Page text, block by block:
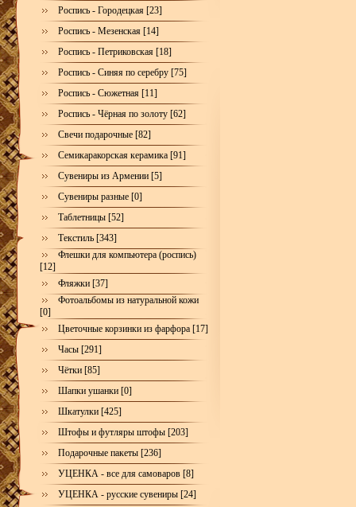
Роспись - Городецкая [23]
Роспись - Мезенская [14]
Роспись - Петриковская [18]
Роспись - Синяя по серебру [75]
Роспись - Сюжетная [11]
Роспись - Чёрная по золоту [62]
Свечи подарочные [82]
Семикаракорская керамика [91]
Сувениры из Армении [5]
Сувениры разные [0]
Таблетницы [52]
Текстиль [343]
Флешки для компьютера (роспись)
[12]
Фляжки [37]
Фотоальбомы из натуральной кожи
[0]
Цветочные корзинки из фарфора [17]
Часы [291]
Чётки [85]
Шапки ушанки [0]
Шкатулки [425]
Штофы и футляры штофы [203]
Подарочные пакеты [236]
УЦЕНКА - все для самоваров [8]
УЦЕНКА - русские сувениры [24]